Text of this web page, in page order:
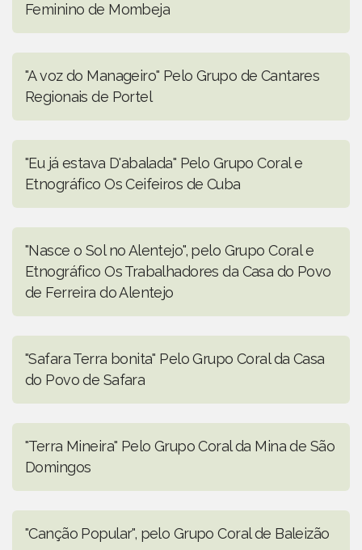
Feminino de Mombeja
"A voz do Manageiro" Pelo Grupo de Cantares
Regionais de Portel
"Eu já estava D'abalada" Pelo Grupo Coral e
Etnográfico Os Ceifeiros de Cuba
"Nasce o Sol no Alentejo", pelo Grupo Coral e
Etnográfico Os Trabalhadores da Casa do Povo
de Ferreira do Alentejo
"Safara Terra bonita" Pelo Grupo Coral da Casa
do Povo de Safara
"Terra Mineira" Pelo Grupo Coral da Mina de São
Domingos
"Canção Popular", pelo Grupo Coral de Baleizão